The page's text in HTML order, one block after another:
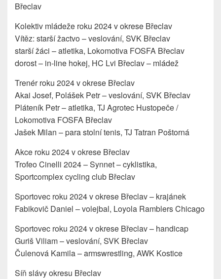
Břeclav
Kolektiv mládeže roku 2024 v okrese Břeclav
Vítěz: starší žactvo – veslování, SVK Břeclav
starší žáci – atletika, Lokomotiva FOSFA Břeclav
dorost – in-line hokej, HC Lvi Břeclav – mládež
Trenér roku 2024 v okrese Břeclav
Akai Josef, Polášek Petr – veslování, SVK Břeclav
Pláteník Petr – atletika, TJ Agrotec Hustopeče /
Lokomotiva FOSFA Břeclav
Jašek Milan – para stolní tenis, TJ Tatran Poštorná
Akce roku 2024 v okrese Břeclav
Trofeo Cinelli 2024 – Synnet – cyklistika,
Sportcomplex cycling club Břeclav
Sportovec roku 2024 v okrese Břeclav – krajánek
Fabikovič Daniel – volejbal, Loyola Ramblers Chicago
Sportovec roku 2024 v okrese Břeclav – handicap
Guriš Viliam – veslování, SVK Břeclav
Čulenová Kamila – armswrestling, AWK Kostice
Síň slávy okresu Břeclav